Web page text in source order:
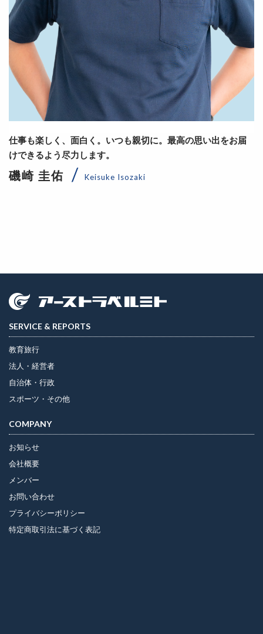
仕事も楽しく、面白く。いつも親切に。最高の思い出をお届
けできるよう尽力します。
磯崎 圭佑 Keisuke Isozaki
SERVICE & REPORTS
教育旅行
法人・経営者
自治体・行政
スポーツ・その他
COMPANY
お知らせ
会社概要
メンバー
お問い合わせ
プライバシーポリシー
特定商取引法に基づく表記